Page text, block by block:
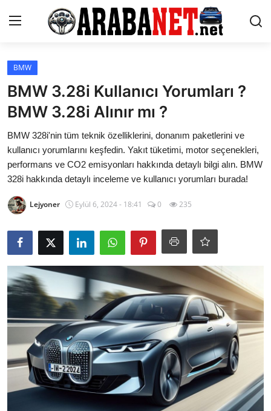
Giriş yapmak
Araba Markaları
Paketler
Karşılaştırmalar
Kronik Sorunlar
İkinci El & Ekspertiz
Muayene & Emisyon
Trafik Cezaları & Mevzuat
Ehliyet & Ruhsat İşlemleri
Sigorta & Kasko
BMW
BMW 3.28i Kullanıcı Yorumları ?
BMW 3.28i Alınır mı ?
BMW 328i'nin tüm teknik özelliklerini, donanım paketlerini ve
kullanıcı yorumlarını keşfedin. Yakıt tüketimi, motor seçenekleri,
performans ve CO2 emisyonları hakkında detaylı bilgi alın. BMW
328i hakkında detaylı inceleme ve kullanıcı yorumları burada!
Lejyoner Eylül 6, 2024 - 18:41 0 235